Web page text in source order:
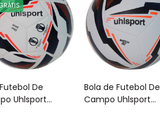
De
Uhlsport
Bola de Futebol De
Campo Uhlsport